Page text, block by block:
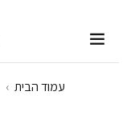
עמוד הבית ›